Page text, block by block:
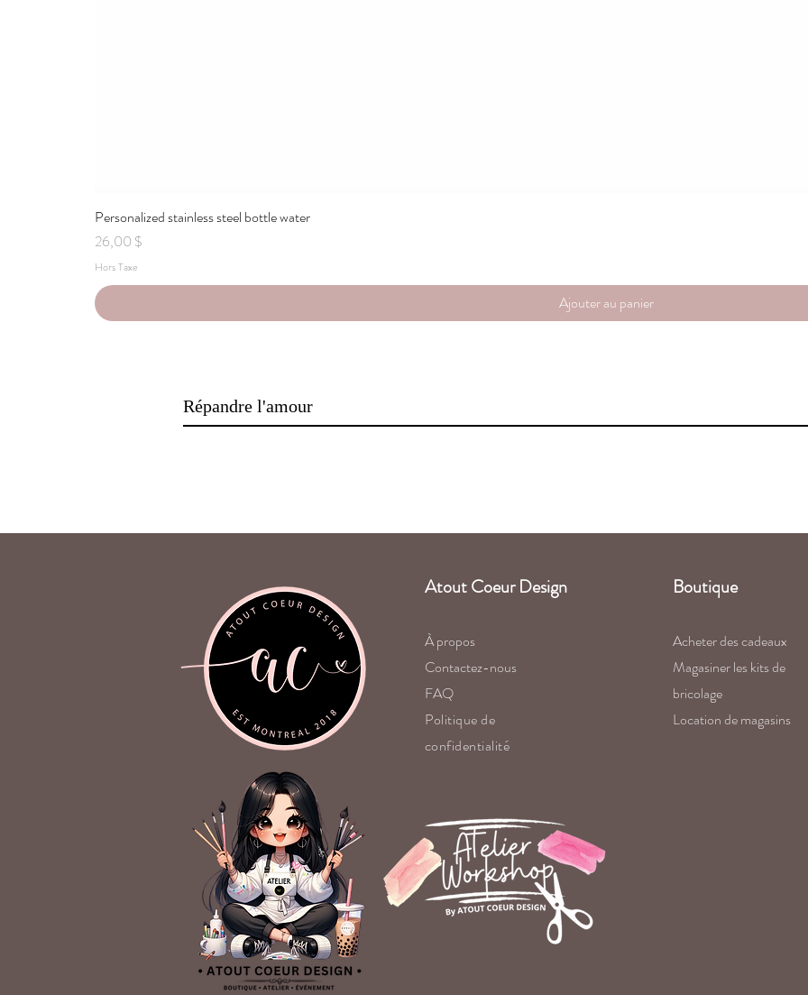
Personalized stainless steel bottle water
Prix
26,00 $
Hors Taxe
Ajouter au panier
Répandre l'amour
Atout Coeur Design
À propos
Contactez-nous
FAQ
Politique de
confidentialité
Boutique
Acheter des cadeaux
Magasiner les kits de
bricolage
Location de magasins